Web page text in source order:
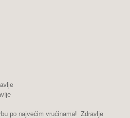
po najvećim vrućinama! Zdravlje